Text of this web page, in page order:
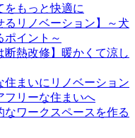
をもっと快適に
るリノベーション】～犬
ポイント～
断熱改修】暖かくて涼し
住まいにリノベーション
フリーな住まいへ
なワークスペースを作る